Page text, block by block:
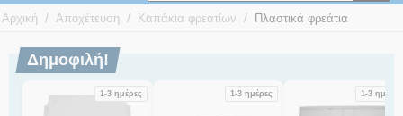
Αρχική / Αποχέτευση / Καπάκια φρεατίων / Πλαστικά φρεάτια
Δημοφιλή!
1-3 ημέρες 1-3 ημέρες 1-3 ημέρες